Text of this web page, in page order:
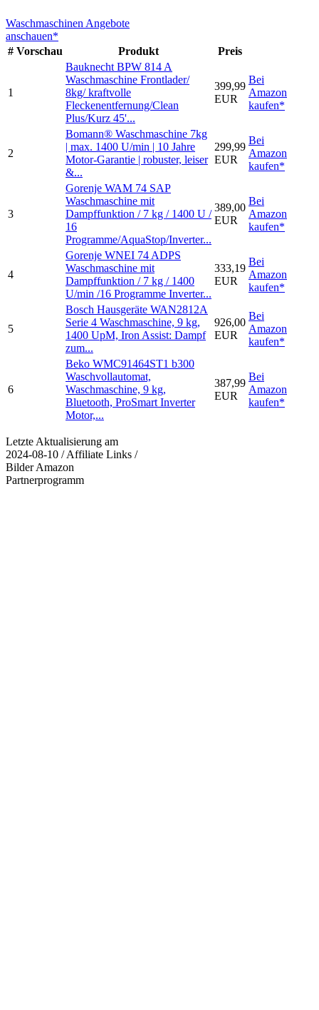
Waschmaschinen Angebote
anschauen*
# Vorschau Produkt Preis
1
Bauknecht BPW 814 A
Waschmaschine Frontlader/
8kg/ kraftvolle
Fleckenentfernung/Clean
Plus/Kurz 45'...
399,99
EUR
Bei
Amazon
kaufen*
2
Bomann® Waschmaschine 7kg
| max. 1400 U/min | 10 Jahre
Motor-Garantie | robuster, leiser
&...
299,99
EUR
Bei
Amazon
kaufen*
3
Gorenje WAM 74 SAP
Waschmaschine mit
Dampffunktion / 7 kg / 1400 U /
16
Programme/AquaStop/Inverter...
389,00
EUR
Bei
Amazon
kaufen*
4
Gorenje WNEI 74 ADPS
Waschmaschine mit
Dampffunktion / 7 kg / 1400
U/min /16 Programme Inverter...
333,19
EUR
Bei
Amazon
kaufen*
5
Bosch Hausgeräte WAN2812A
Serie 4 Waschmaschine, 9 kg,
1400 UpM, Iron Assist: Dampf
zum...
926,00
EUR
Bei
Amazon
kaufen*
6
Beko WMC91464ST1 b300
Waschvollautomat,
Waschmaschine, 9 kg,
Bluetooth, ProSmart Inverter
Motor,...
387,99
EUR
Bei
Amazon
kaufen*
Letzte Aktualisierung am
2024-08-10 / Affiliate Links /
Bilder Amazon
Partnerprogramm